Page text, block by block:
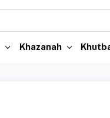
Khazanah